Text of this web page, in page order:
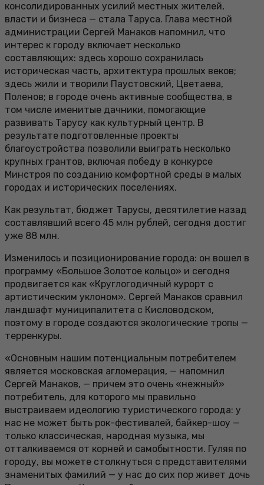
консолидированных усилий местных жителей,
власти и бизнеса — стала Таруса. Глава местной
администрации Сергей Манаков напомнил, что
интерес к городу включает несколько
составляющих: здесь хорошо сохранилась
историческая часть, архитектура прошлых веков;
здесь жили и творили Паустовский, Цветаева,
Поленов; в городе очень активные сообщества, в
том числе именитые дачники, помогающие
развивать Тарусу как культурный центр. В
результате подготовленные проекты
благоустройства позволили выиграть несколько
крупных грантов, включая победу в конкурсе
Минстроя по созданию комфортной среды в малых
городах и исторических поселениях.
Как результат, бюджет Тарусы, десятилетие назад
составлявший всего 45 млн рублей, сегодня достиг
уже 88 млн.
Изменилось и позиционирование города: он вошел в
программу «Большое Золотое кольцо» и сегодня
продвигается как «Круглогодичный курорт с
артистическим уклоном». Сергей Манаков сравнил
ландшафт муниципалитета с Кисловодском,
поэтому в городе создаются экологические тропы —
терренкуры.
«Основным нашим потенциальным потребителем
является московская агломерация, — напомнил
Сергей Манаков, — причем это очень «нежный»
потребитель, для которого мы правильно
выстраиваем идеологию туристического города: у
нас не может быть рок-фестивалей, байкер-шоу —
только классическая, народная музыка, мы
отталкиваемся от корней и самобытности. Гуляя по
городу, вы можете столкнуться с представителями
знаменитых фамилий — у нас до сих пор живет дочь